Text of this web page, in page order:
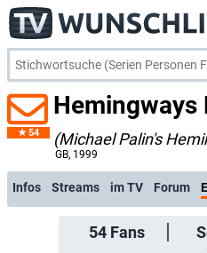
54
Hemingways
(Michael Palin's
GB, 1999
Infos Streams im TV Forum
54Fans